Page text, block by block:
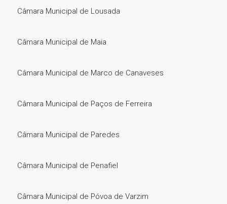
Câmara Municipal de Lousada
Câmara Municipal de Maia
Câmara Municipal de Marco de Canaveses
Câmara Municipal de Paços de Ferreira
Câmara Municipal de Paredes
Câmara Municipal de Penafiel
Câmara Municipal de Póvoa de Varzim